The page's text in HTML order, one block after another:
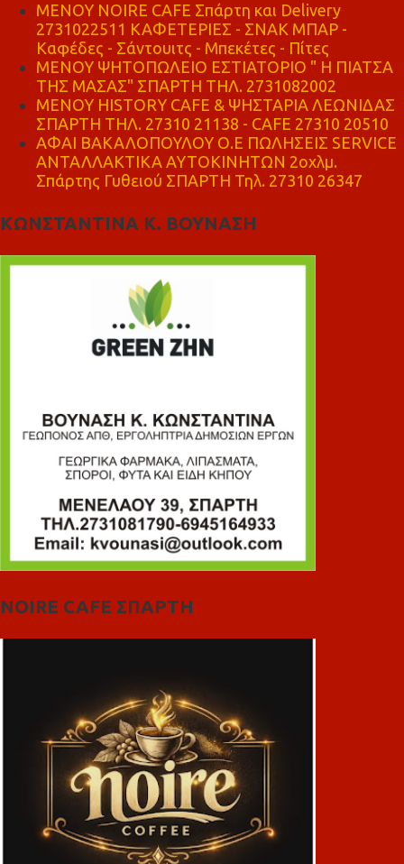
MENOY NOIRE CAFE Σπάρτη και Delivery
2731022511 ΚΑΦΕΤΕΡΙΕΣ - ΣΝΑΚ ΜΠΑΡ -
Καφέδες - Σάντουιτς - Μπεκέτες - Πίτες
ΜΕΝΟΥ ΨΗΤΟΠΩΛΕΙΟ ΕΣΤΙΑΤΟΡΙΟ " Η ΠΙΑΤΣΑ
ΤΗΣ ΜΑΣΑΣ" ΣΠΑΡΤΗ ΤΗΛ. 2731082002
ΜΕΝΟΥ HISTORY CAFE & ΨΗΣΤΑΡΙΑ ΛΕΩΝΙΔΑΣ
ΣΠΑΡΤΗ ΤΗΛ. 27310 21138 - CAFE 27310 20510
ΑΦΑΙ ΒΑΚΑΛΟΠΟΥΛΟΥ Ο.Ε ΠΩΛΗΣΕΙΣ SERVICE
ΑΝΤΑΛΛΑΚΤΙΚΑ ΑΥΤΟΚΙΝΗΤΩΝ 2οχλμ.
Σπάρτης Γυθειού ΣΠΑΡΤΗ Τηλ. 27310 26347
ΚΩΝΣΤΑΝΤΙΝΑ Κ. ΒΟΥΝΑΣΗ
NOIRE CAFE ΣΠΑΡΤΗ